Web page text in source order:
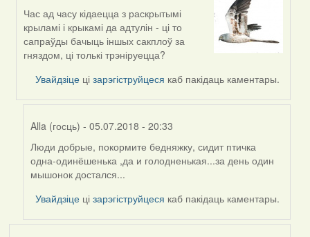
In
reply
to
by
Harrier
Час ад часу кідаецца з раскрытымі
крыламі і крыкамі да адтулін - ці то
сапраўды бачыць іншых сакплоў за
гняздом, ці толькі трэніруецца?
Увайдзіце цізарэгіструйцеся каб пакідаць каментары.
Alla (госць) - 05.07.2018 - 20:33
In
reply
to
by
Harrier
Люди добрые, покормите бедняжку, сидит птичка
одна-одинёшенька ,да и голодненькая...за день один
мышонок достался...
Увайдзіце цізарэгіструйцеся каб пакідаць каментары.